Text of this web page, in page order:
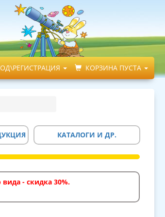
КОРЗИНА ПУСТА
КАТАЛОГИ И ДР.
- скидка 30%.